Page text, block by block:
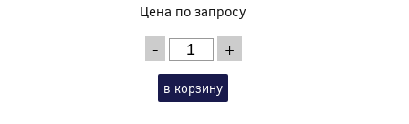
Цена по запросу
- +
в корзину